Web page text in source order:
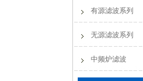
有源滤波系列
无源滤波系列
中频炉滤波